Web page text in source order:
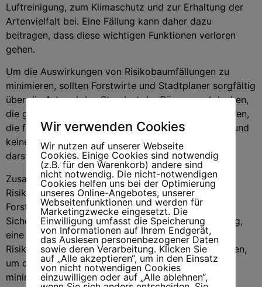
Luftreinigung, zum Klimaschutz und zur Erhaltung der
Artenvielfalt bei. Eine Fällung kann daher dazu
beitragen, dass diese wichtigen Funktionen verloren
gehen.
Um die Auswirkungen von Risikobaumfällungen zu
minimieren, sollten Forstwirte und Stadtplaner sorgfältig
über die Art und den Standort der Bäume nachdenken,
die gepflanzt werden. Es ist wichtig, Bäume zu wählen,
die für die Umgebung und das Klima geeignet sind und
keine Bedrohung für die menschliche Sicherheit
darstellen.
Zusammenfassend kann man sagen, dass
Risikobaumfällungen ein wichtiger Aspekt der
Forstwirtschaft sind, der sowohl die menschliche
Sicherheit als auch die Umwelt betrifft. Es ist wichtig,
eine sorgfältige Abwägung zu treffen, bevor ein
Risikobaum gefällt wird, und Maßnahmen zu ergreifen,
um die negativen Auswirkungen auf die Umwelt zu
minimieren.
Wir verwenden Cookies
Wir nutzen auf unserer Webseite
Cookies. Einige Cookies sind notwendig
(z.B. für den Warenkorb) andere sind
nicht notwendig. Die nicht-notwendigen
Cookies helfen uns bei der Optimierung
unseres Online-Angebotes, unserer
Webseitenfunktionen und werden für
Marketingzwecke eingesetzt. Die
Einwilligung umfasst die Speicherung
von Informationen auf Ihrem Endgerät,
das Auslesen personenbezogener Daten
sowie deren Verarbeitung. Klicken Sie
auf „Alle akzeptieren“, um in den Einsatz
von nicht notwendigen Cookies
einzuwilligen oder auf „Alle ablehnen“,